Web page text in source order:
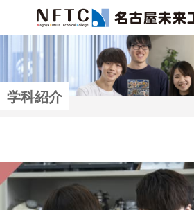
学科紹介
検索